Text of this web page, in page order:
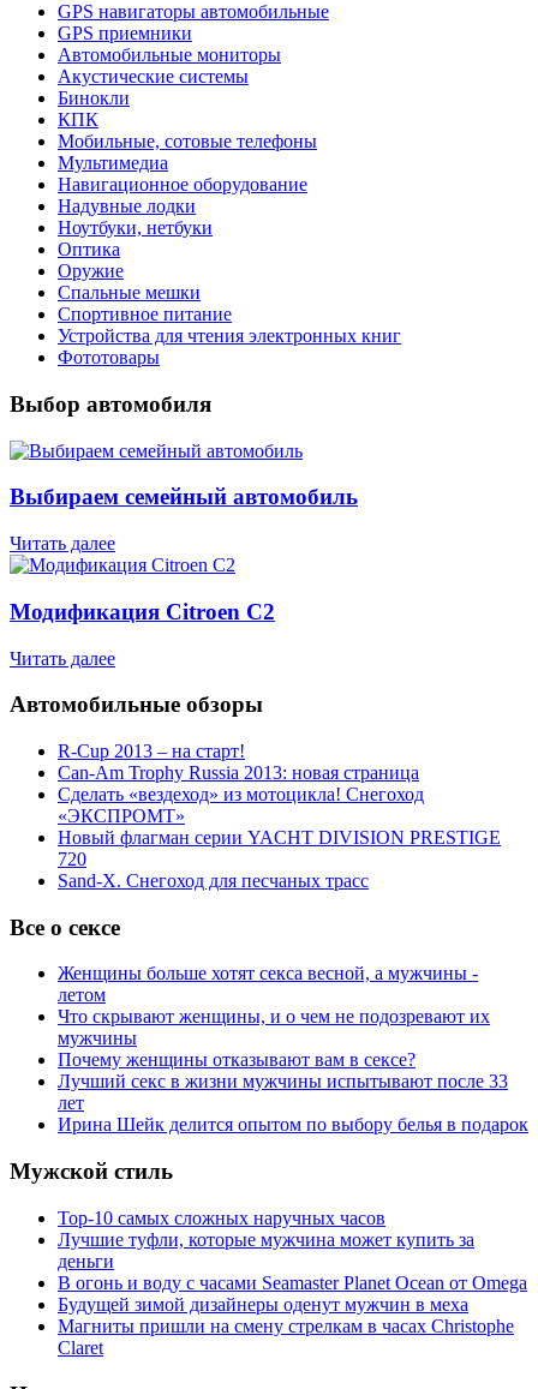
GPS навигаторы автомобильные
GPS приемники
Автомобильные мониторы
Акустические системы
Бинокли
КПК
Мобильные, сотовые телефоны
Мультимедиа
Навигационное оборудование
Надувные лодки
Ноутбуки, нетбуки
Оптика
Оружие
Спальные мешки
Спортивное питание
Устройства для чтения электронных книг
Фототовары
Выбор автомобиля
Выбираем семейный автомобиль
Читать далее
Модификация Citroen С2
Читать далее
Автомобильные обзоры
R-Cup 2013 – на старт!
Can-Am Trophy Russia 2013: новая страница
Сделать «вездеход» из мотоцикла! Снегоход
«ЭКСПРОМТ»
Новый флагман серии YACHT DIVISION PRESTIGE
720
Sand-X. Снегоход для песчаных трасс
Все о сексе
Женщины больше хотят секса весной, а мужчины -
летом
Что скрывают женщины, и о чем не подозревают их
мужчины
Почему женщины отказывают вам в сексе?
Лучший секс в жизни мужчины испытывают после 33
лет
Ирина Шейк делится опытом по выбору белья в подарок
Мужской стиль
Top-10 самых сложных наручных часов
Лучшие туфли, которые мужчина может купить за
деньги
В огонь и воду с часами Seamaster Planet Ocean от Omega
Будущей зимой дизайнеры оденут мужчин в меха
Магниты пришли на смену стрелкам в часах Christophe
Claret